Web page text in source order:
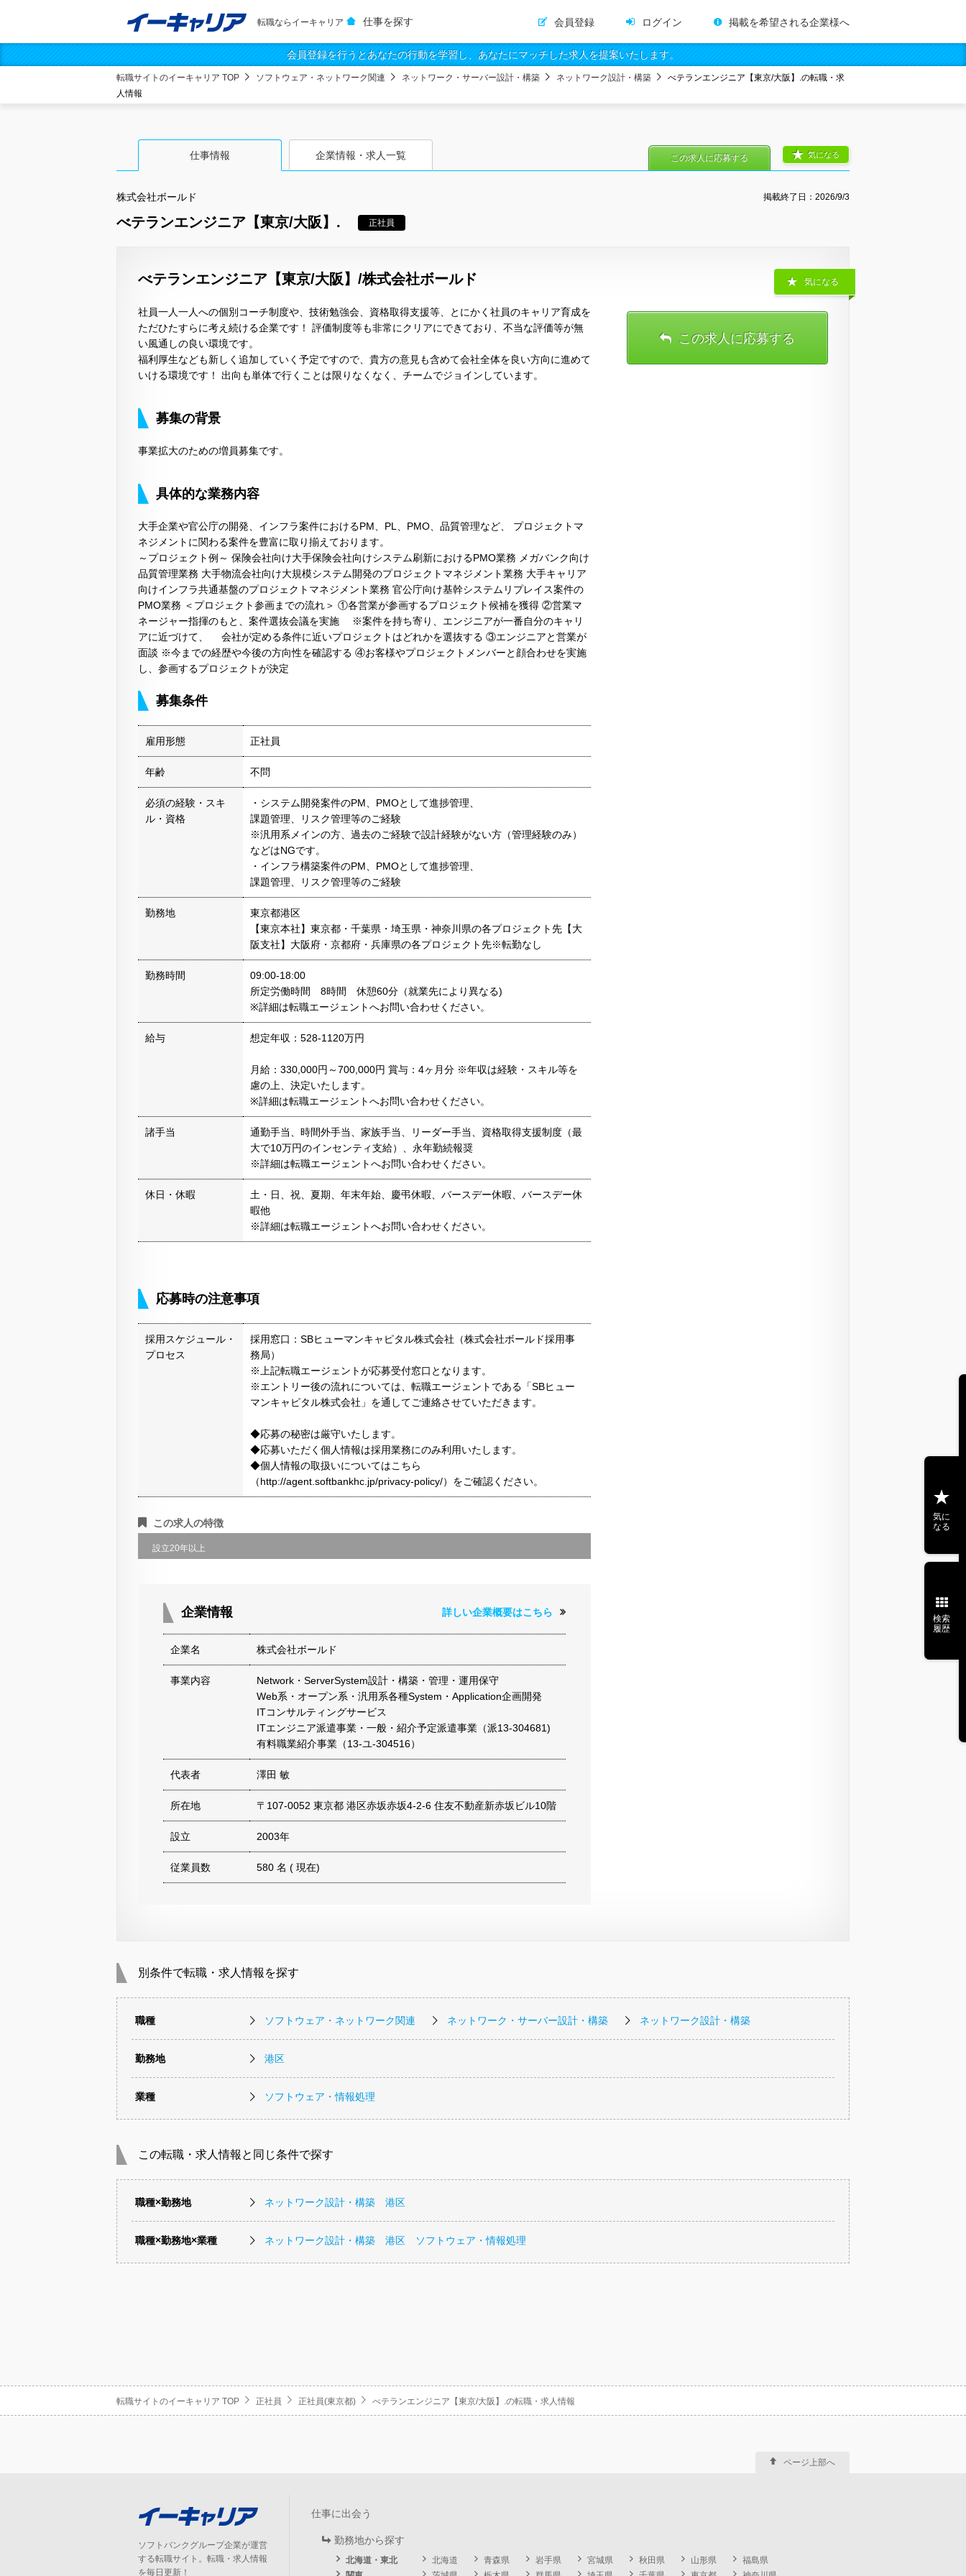
転職ならイーキャリア 仕事を探す 会員登録 ログイン 掲載を希望される企業様へ
会員登録を行うとあなたの行動を学習し、あなたにマッチした求人を提案いたします。
転職サイトのイーキャリア TOP ソフトウェア・ネットワーク関連 ネットワーク・サーバー設計・構築 ネットワーク設計・構築
べテランエンジニア【東京/大阪】.の転職・求
人情報
仕事情報 企業情報・求人一覧
株式会社ボールド 掲載終了日： 2026/9/3
べテランエンジニア【東京/大阪】. 正社員
気になる
この求人に応募する
べテランエンジニア【東京/大阪】/株式会社ボールド
社員一人一人への個別コーチ制度や、技術勉強会、資格取得支援等、とにかく社員のキャリア育成を
ただひたすらに考え続ける企業です！ 評価制度等も非常にクリアにできており、不当な評価等が無
い風通しの良い環境です。
福利厚生なども新しく追加していく予定ですので、貴方の意見も含めて会社全体を良い方向に進めて
いける環境です！ 出向も単体で行くことは限りなくなく、チームでジョインしています。
募集の背景
事業拡大のための増員募集です。
具体的な業務内容
大手企業や官公庁の開発、インフラ案件におけるPM、PL、PMO、品質管理など、 プロジェクトマ
ネジメントに関わる案件を豊富に取り揃えております。
～プロジェクト例～ 保険会社向け大手保険会社向けシステム刷新におけるPMO業務 メガバンク向け
品質管理業務 大手物流会社向け大規模システム開発のプロジェクトマネジメント業務 大手キャリア
向けインフラ共通基盤のプロジェクトマネジメント業務 官公庁向け基幹システムリプレイス案件の
PMO業務 ＜プロジェクト参画までの流れ＞ ①各営業が参画するプロジェクト候補を獲得 ②営業マ
ネージャー指揮のもと、案件選抜会議を実施 ※案件を持ち寄り、エンジニアが一番自分のキャリ
アに近づけて、 会社が定める条件に近いプロジェクトはどれかを選抜する ③エンジニアと営業が
面談 ※今までの経歴や今後の方向性を確認する ④お客様やプロジェクトメンバーと顔合わせを実施
し、参画するプロジェクトが決定
募集条件
雇用形態 正社員
年齢 不問
必須の経験・スキ
ル・資格
・システム開発案件のPM、PMOとして進捗管理、
課題管理、リスク管理等のご経験
※汎用系メインの方、過去のご経験で設計経験がない方（管理経験のみ）
などはNGです。
・インフラ構築案件のPM、PMOとして進捗管理、
課題管理、リスク管理等のご経験
勤務地
東京都港区
【東京本社】東京都・千葉県・埼玉県・神奈川県の各プロジェクト先【大
阪支社】大阪府・京都府・兵庫県の各プロジェクト先※転勤なし
勤務時間
09:00-18:00
所定労働時間 8時間 休憩60分（就業先により異なる)
※詳細は転職エージェントへお問い合わせください。
給与 想定年収：528-1120万円
月給：330,000円～700,000円 賞与：4ヶ月分 ※年収は経験・スキル等を
慮の上、決定いたします。
※詳細は転職エージェントへお問い合わせください。
諸手当
通勤手当、時間外手当、家族手当、リーダー手当、資格取得支援制度（最
大で10万円のインセンティ支給）、永年勤続報奨
※詳細は転職エージェントへお問い合わせください。
休日・休暇
土・日、祝、夏期、年末年始、慶弔休暇、バースデー休暇、バースデー休
暇他
※詳細は転職エージェントへお問い合わせください。
応募時の注意事項
採用スケジュール・
プロセス
採用窓口：SBヒューマンキャピタル株式会社（株式会社ボールド採用事
務局）
※上記転職エージェントが応募受付窓口となります。
※エントリー後の流れについては、転職エージェントである「SBヒュー
マンキャピタル株式会社」を通してご連絡させていただきます。
◆応募の秘密は厳守いたします。
◆応募いただく個人情報は採用業務にのみ利用いたします。
◆個人情報の取扱いについてはこちら
（http://agent.softbankhc.jp/privacy-policy/）をご確認ください。
この求人の特徴
設立20年以上
企業情報 詳しい企業概要はこちら
企業名 株式会社ボールド
事業内容
Network・ServerSystem設計・構築・管理・運用保守
Web系・オープン系・汎用系各種System・Application企画開発
ITコンサルティングサービス
ITエンジニア派遣事業・一般・紹介予定派遣事業（派13-304681)
有料職業紹介事業（13-ユ-304516）
代表者 澤田 敏
所在地 〒107-0052 東京都 港区赤坂赤坂4-2-6 住友不動産新赤坂ビル10階
設立 2003年
従業員数 580 名 ( 現在)
気になる
この求人に応募する
別条件で転職・求人情報を探す
職種 ソフトウェア・ネットワーク関連 ネットワーク・サーバー設計・構築 ネットワーク設計・構築
勤務地 港区
業種 ソフトウェア・情報処理
この転職・求人情報と同じ条件で探す
職種×勤務地 ネットワーク設計・構築 港区
職種×勤務地×業種 ネットワーク設計・構築 港区 ソフトウェア・情報処理
転職サイトのイーキャリア TOP 正社員 正社員(東京都) べテランエンジニア【東京/大阪】.の転職・求人情報
気に
なる
検索
履歴
ソフトバンクグループ企業が運営
する転職サイト。転職・求人情報
を毎日更新！
仕事に出会う
勤務地から探す
北海道・東北 北海道 青森県 岩手県 宮城県 秋田県 山形県
福島県
ページ上部へ